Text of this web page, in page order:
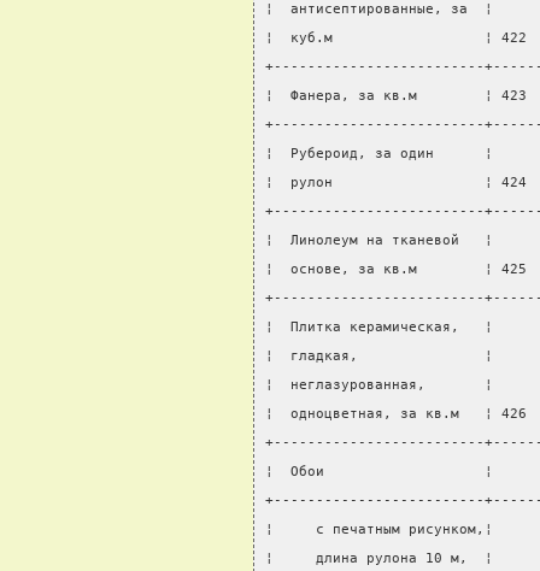
¦  антисептированные,
¦  куб.м                  ¦
+-------------------------
¦  Фанера, за кв.м
+-------------------------
¦  Рубероид, за один
¦  рулон                  ¦
+-------------------------
¦  Линолеум на
¦  основе, за кв.м
+-------------------------
¦  Плитка
¦  гладкая,               ¦
¦  неглазурованная,
¦  одноцветная, за кв.м
+-------------------------
¦  Обои                   ¦
+-------------------------
¦     с печатным
¦     длина рулона 10 м,